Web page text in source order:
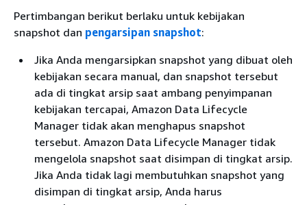
Pertimbangan berikut berlaku untuk kebijakan
snapshot dan pengarsipan snapshot:
Jika Anda mengarsipkan snapshot yang dibuat oleh
kebijakan secara manual, dan snapshot tersebut
ada di tingkat arsip saat ambang penyimpanan
kebijakan tercapai, Amazon Data Lifecycle
Manager tidak akan menghapus snapshot
tersebut. Amazon Data Lifecycle Manager tidak
mengelola snapshot saat disimpan di tingkat arsip.
Jika Anda tidak lagi membutuhkan snapshot yang
disimpan di tingkat arsip, Anda harus